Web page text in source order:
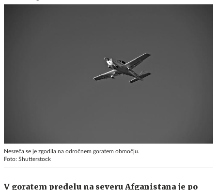
Nesreča se je zgodila na odročnem goratem območju.
Foto: Shutterstock
V goratem predelu na severu Afganistana je po